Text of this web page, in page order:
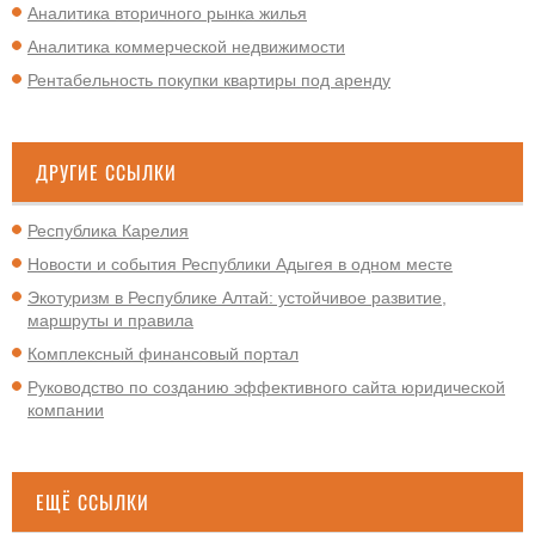
Аналитика вторичного рынка жилья
Аналитика коммерческой недвижимости
Рентабельность покупки квартиры под аренду
ДРУГИЕ ССЫЛКИ
Республика Карелия
Новости и события Республики Адыгея в одном месте
Экотуризм в Республике Алтай: устойчивое развитие,
маршруты и правила
Комплексный финансовый портал
Руководство по созданию эффективного сайта юридической
компании
ЕЩЁ ССЫЛКИ